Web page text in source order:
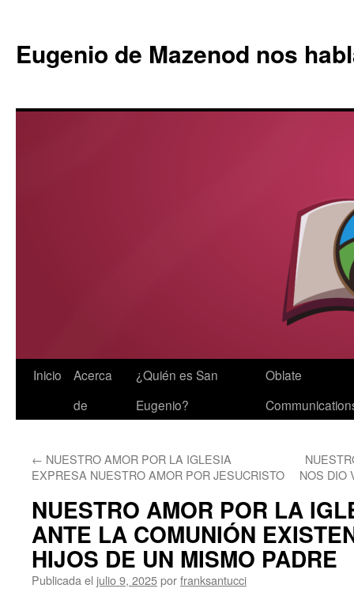
Eugenio de Mazenod nos
Saltar
Inicio
Acerca
de
¿Quién es San
Eugenio?
Oblate
← NUESTRO AMOR POR LA IGLESIA
EXPRESA NUESTRO AMOR POR JESUCRISTO
NOS DIO
NUESTRO AMOR POR LA
ANTE LA COMUNIÓN
HIJOS DE UN MISMO PADRE
Publicada el julio 9, 2025porfranksantucci